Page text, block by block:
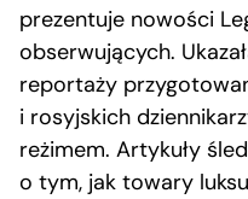
prezentuje nowości
obserwujących.
reportaży
i rosyjskich
reżimem. Artykuły
o tym, jak towary